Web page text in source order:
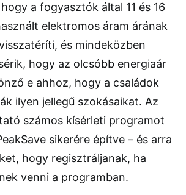
a fogyasztók által 11 és 16
elektromos áram árának
és mindeközben
hogy az olcsóbb energiaár
e ahhoz, hogy a családok
ilyen jellegű szokásaikat. Az
számos kísérleti programot
sikerére építve – és arra
hogy regisztráljanak, ha
venni a programban.